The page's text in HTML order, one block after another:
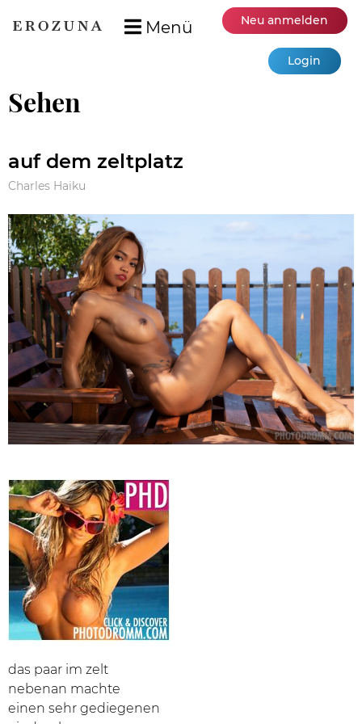
Menü Neu anmelden
Login
Sehen
auf dem zeltplatz
Charles Haiku
das paar im zelt
nebenan machte
einen sehr gediegenen